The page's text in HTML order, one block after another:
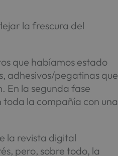
la frescura del
que habíamos estado
adhesivos/pegatinas que
En la segunda fase
toda la compañía con una
la revista digital
pero, sobre todo, la